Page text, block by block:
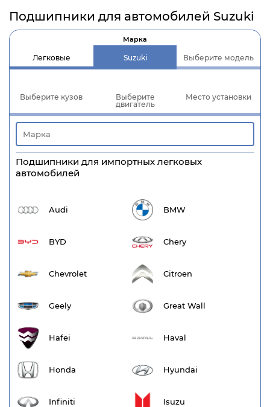
Подшипники для автомобилей Suzuki
Легковые
Марка
Suzuki Выберите модель
Выберите кузов
Выберите
двигатель
Место установки
Подшипники для импортных легковых
автомобилей
Audi BMW
BYD Chery
Chevrolet Citroen
Geely Great Wall
Hafei Haval
Honda Hyundai
Infiniti Isuzu